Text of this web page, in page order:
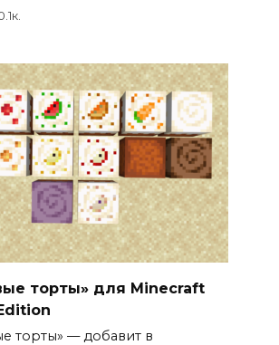
торты» для Minecraft
торты» — добавит в